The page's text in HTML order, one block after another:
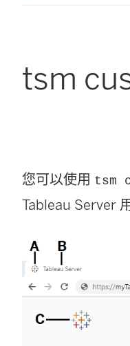
tsm
您可以使用 tsm
Tableau Server